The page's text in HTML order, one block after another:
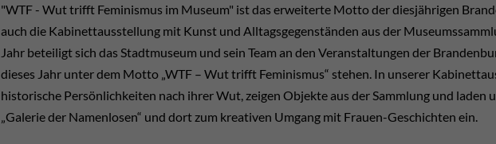
"WTF - Wut trifft Feminismus im Museum" ist das erweiterte Motto der diesjährigen
auch die Kabinettausstellung mit Kunst und Alltagsgegenständen aus der
Jahr beteiligt sich das Stadtmuseum und sein Team an den Veranstaltungen der
dieses Jahr unter dem Motto „WTF – Wut trifft Feminismus“ stehen. In unserer
historische Persönlichkeiten nach ihrer Wut, zeigen Objekte aus der Sammlung und laden
„Galerie der Namenlosen“ und dort zum kreativen Umgang mit Frauen-Geschichten ein.